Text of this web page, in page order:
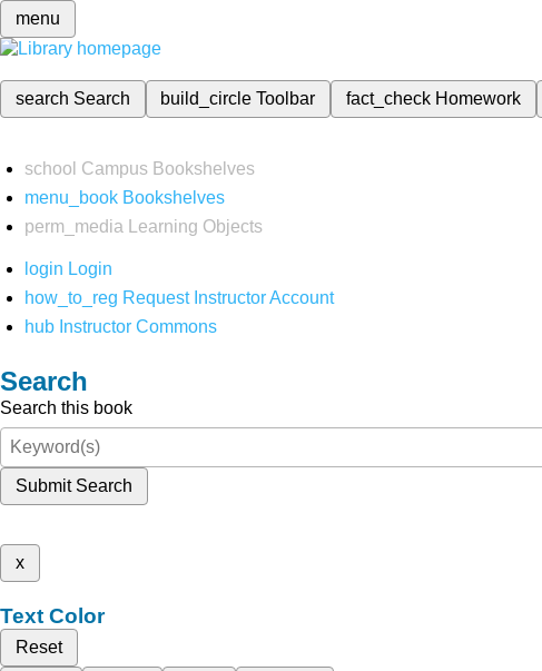
menu
search Search build_circleToolbar fact_check Homework
school Campus Bookshelves
menu_book Bookshelves
perm_media
Learning Objects
login Login
how_to_reg Request Instructor Account
hub Instructor Commons
Search
Search this book
Submit Search
x
Text Color
Reset